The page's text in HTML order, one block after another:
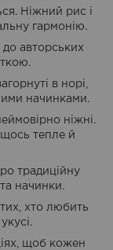
Ніжний рис і
гармонію.
авторських
в норі,
начинками.
ніжні.
щось тепле й
традиційну
начинки.
хто любить
щоб кожен